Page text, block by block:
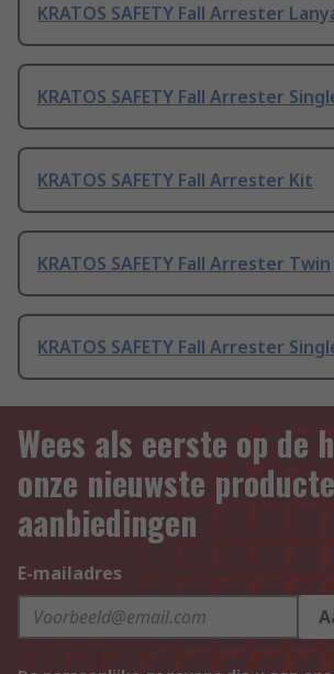
KRATOS SAFETY Fall Arrester
KRATOS SAFETY Fall Arrester
KRATOS SAFETY Fall Arrester Kit
KRATOS SAFETY Fall Arrester Twin
KRATOS SAFETY Fall Arrester
Wees als eerste op de
onze nieuwste
aanbiedingen
E-mailadres